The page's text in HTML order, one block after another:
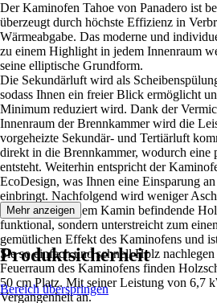
Der Kaminofen Tahoe von Panadero ist
überzeugt durch höchste Effizienz in
Wärmeabgabe. Das moderne und
zu einem Highlight in jedem Innenraum
seine elliptische Grundform.
Die Sekundärluft wird als
sodass Ihnen ein freier Blick ermöglicht
Minimum reduziert wird. Dank der
Innenraum der Brennkammer wird die
vorgeheizte Sekundär- und Tertiärluft
direkt in die Brennkammer, wodurch eine
entsteht. Weiterhin entspricht der
EcoDesign, was Ihnen eine Einsparung
einbringt. Nachfolgend wird weniger
Das sich unter dem Kamin befindende
funktional, sondern unterstreicht zum
gemütlichen Effekt des Kaminofens und
Sie so einfach und schnell Holz
Feuerraum des Kaminofens finden
50 cm Platz. Mit seiner Leistung von 6,7
Vergangenheit an.
Mehr anzeigen
Produktsicherheit
Bereich überspringen